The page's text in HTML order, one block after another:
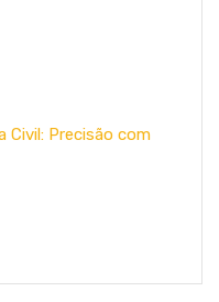
Civil: Precisão com